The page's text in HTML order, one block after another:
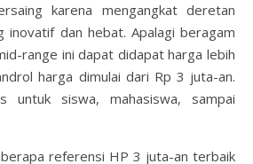
karena mengangkat deretan
dan hebat. Apalagi beragam
range ini dapat didapat harga lebih
harga dimulai dari Rp 3 juta-an.
untuk siswa, mahasiswa, sampai
referensi HP 3 juta-an terbaik